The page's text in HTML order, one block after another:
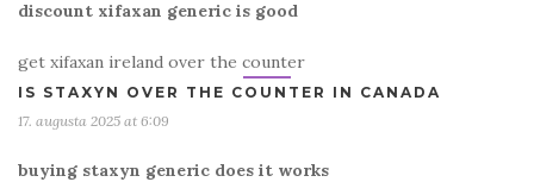
discount xifaxan generic is good
get xifaxan ireland over the counter
IS STAXYN OVER THE COUNTER IN CANADA
17. augusta 2025 at 6:09
buying staxyn generic does it works